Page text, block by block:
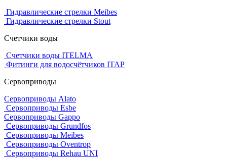
Гидравлические стрелки Meibes
Гидравлические стрелки Stout
Счетчики воды
Счетчики воды ITELMA
Фитинги для водосчётчиков ITAP
Сервоприводы
Сервоприводы Alato
Сервоприводы Esbe
Сервоприводы Gappo
Сервоприводы Grundfos
Сервоприводы Meibes
Сервоприводы Oventrop
Сервоприводы Rehau UNI